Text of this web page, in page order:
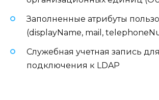
Заполненные атрибуты
(displayName, mail,
Служебная учетная запись для
подключения к LDAP